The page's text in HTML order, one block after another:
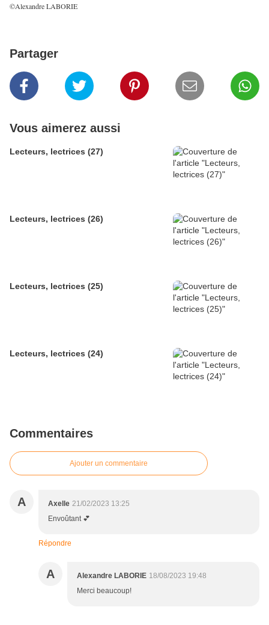
©Alexandre LABORIE
Partager
Vous aimerez aussi
Lecteurs, lectrices (27)
Lecteurs, lectrices (26)
Lecteurs, lectrices (25)
Lecteurs, lectrices (24)
Commentaires
Ajouter un commentaire
A Axelle 21/02/2023 13:25
Envoûtant 💕
Répondre
A Alexandre LABORIE 18/08/2023 19:48
Merci beaucoup!